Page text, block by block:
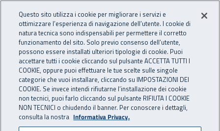
INAIL - Istituto Nazionale
Apri cerca
Navigazione principale
Navigazione - Ti trovi in:
Home Inail comunica Eventi
22 novembre 2024
Questo sito utilizza i cookie per migliorare i servizi e
ottimizzare l’esperienza di navigazione dell’utente. I cookie di
natura tecnica sono indispensabili per permettere il corretto
funzionamento del sito. Solo previo consenso dell’utente,
possono essere installati ulteriori tipologie di cookie. Puoi
accettare tutti i cookie cliccando sul pulsante ACCETTA TUTTI I
COOKIE, oppure puoi effettuare le tue scelte sulle singole
categorie che vuoi installare, cliccando su IMPOSTAZIONI DEI
COOKIE. Se invece intendi rifiutarne l’installazione dei cookie
non tecnici, puoi farlo cliccando sul pulsante RIFIUTA I COOKIE
NON TECNICI o chiudendo il banner. Per conoscere i dettagli,
consulta la nostra Informativa Privacy.